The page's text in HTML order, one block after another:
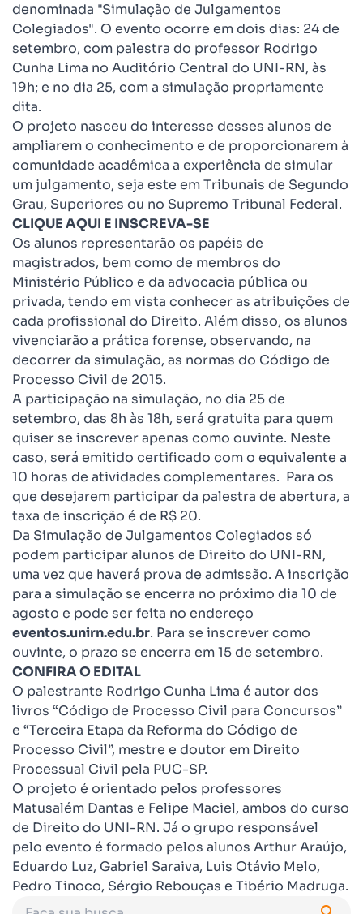
denominada "Simulação de Julgamentos
Colegiados". O evento ocorre em dois dias: 24 de
setembro, com palestra do professor Rodrigo
Cunha Lima no Auditório Central do UNI-RN, às
19h; e no dia 25, com a simulação propriamente
dita.
O projeto nasceu do interesse desses alunos de
ampliarem o conhecimento e de proporcionarem à
comunidade acadêmica a experiência de simular
um julgamento, seja este em Tribunais de Segundo
Grau, Superiores ou no Supremo Tribunal Federal.
CLIQUE AQUI E INSCREVA-SE
Os alunos representarão os papéis de
magistrados, bem como de membros do
Ministério Público e da advocacia pública ou
privada, tendo em vista conhecer as atribuições de
cada profissional do Direito. Além disso, os alunos
vivenciarão a prática forense, observando, na
decorrer da simulação, as normas do Código de
Processo Civil de 2015.
A participação na simulação, no dia 25 de
setembro, das 8h às 18h, será gratuita para quem
quiser se inscrever apenas como ouvinte. Neste
caso, será emitido certificado com o equivalente a
10 horas de atividades complementares. Para os
que desejarem participar da palestra de abertura, a
taxa de inscrição é de R$ 20.
Da Simulação de Julgamentos Colegiados só
podem participar alunos de Direito do UNI-RN,
uma vez que haverá prova de admissão. A inscrição
para a simulação se encerra no próximo dia 10 de
agosto e pode ser feita no endereço
eventos.unirn.edu.br. Para se inscrever como
ouvinte, o prazo se encerra em 15 de setembro.
CONFIRA O EDITAL
O palestrante Rodrigo Cunha Lima é autor dos
livros “Código de Processo Civil para Concursos”
e “Terceira Etapa da Reforma do Código de
Processo Civil”, mestre e doutor em Direito
Processual Civil pela PUC-SP.
O projeto é orientado pelos professores
Matusalém Dantas e Felipe Maciel, ambos do curso
de Direito do UNI-RN. Já o grupo responsável
pelo evento é formado pelos alunos Arthur Araújo,
Eduardo Luz, Gabriel Saraiva, Luis Otávio Melo,
Pedro Tinoco, Sérgio Rebouças e Tibério Madruga.